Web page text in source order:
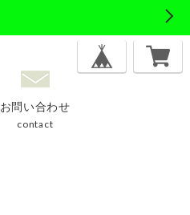
お問い合わせ
contact